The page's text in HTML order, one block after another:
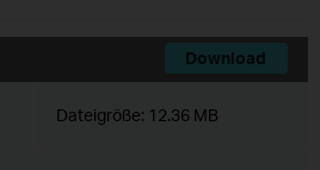
Download
Dateigröße: 12.36 MB